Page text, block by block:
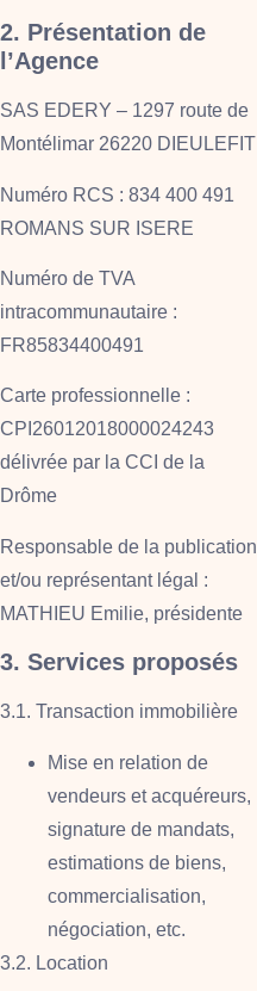
2. Présentation de
l’Agence
SAS EDERY – 1297 route de
Montélimar 26220 DIEULEFIT
Numéro RCS : 834 400 491
ROMANS SUR ISERE
Numéro de TVA
intracommunautaire :
FR85834400491
Carte professionnelle :
CPI26012018000024243
délivrée par la CCI de la
Drôme
Responsable de la publication
et/ou représentant légal :
MATHIEU Emilie, présidente
3. Services proposés
3.1. Transaction immobilière
Mise en relation de
vendeurs et acquéreurs,
signature de mandats,
estimations de biens,
commercialisation,
négociation, etc.
3.2. Location